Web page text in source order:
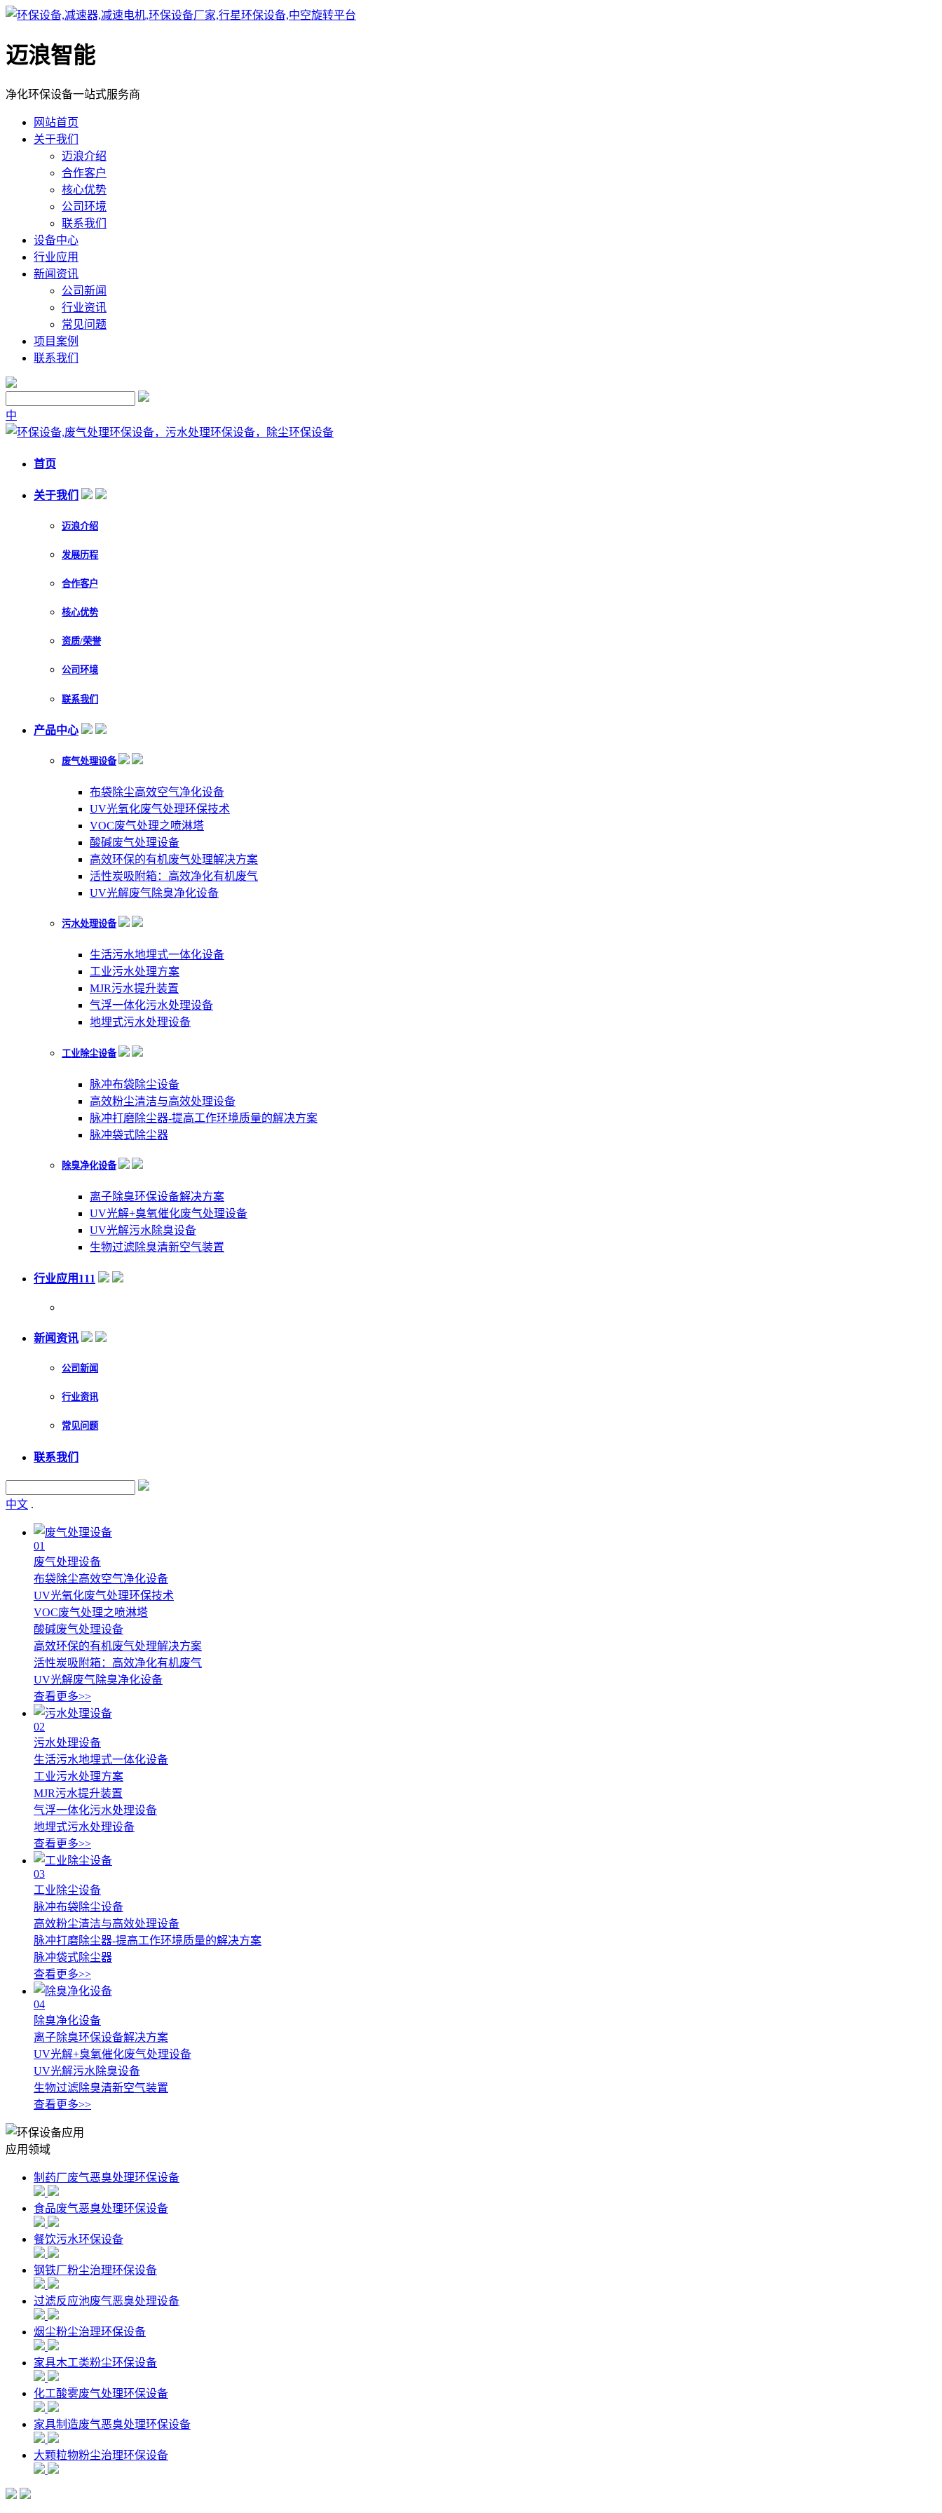
迈浪智能
净化环保设备一站式服务商
网站首页
关于我们
迈浪介绍
合作客户
核心优势
公司环境
联系我们
设备中心
行业应用
新闻资讯
公司新闻
行业资讯
常见问题
项目案例
联系我们
中
首页
关于我们
迈浪介绍
发展历程
合作客户
核心优势
资质/荣誉
公司环境
联系我们
产品中心
废气处理设备
布袋除尘高效空气净化设备
UV光氧化废气处理环保技术
VOC废气处理之喷淋塔
酸碱废气处理设备
高效环保的有机废气处理解决方案
活性炭吸附箱：高效净化有机废气
UV光解废气除臭净化设备
污水处理设备
生活污水地埋式一体化设备
工业污水处理方案
MJR污水提升装置
气浮一体化污水处理设备
地埋式污水处理设备
工业除尘设备
脉冲布袋除尘设备
高效粉尘清洁与高效处理设备
脉冲打磨除尘器-提高工作环境质量的解决方案
脉冲袋式除尘器
除臭净化设备
离子除臭环保设备解决方案
UV光解+臭氧催化废气处理设备
UV光解污水除臭设备
生物过滤除臭清新空气装置
行业应用111
新闻资讯
公司新闻
行业资讯
常见问题
联系我们
中文 .
01
废气处理设备
布袋除尘高效空气净化设备
UV光氧化废气处理环保技术
VOC废气处理之喷淋塔
酸碱废气处理设备
高效环保的有机废气处理解决方案
活性炭吸附箱：高效净化有机废气
UV光解废气除臭净化设备
查看更多>>
02
污水处理设备
生活污水地埋式一体化设备
工业污水处理方案
MJR污水提升装置
气浮一体化污水处理设备
地埋式污水处理设备
查看更多>>
03
工业除尘设备
脉冲布袋除尘设备
高效粉尘清洁与高效处理设备
脉冲打磨除尘器-提高工作环境质量的解决方案
脉冲袋式除尘器
查看更多>>
04
除臭净化设备
离子除臭环保设备解决方案
UV光解+臭氧催化废气处理设备
UV光解污水除臭设备
生物过滤除臭清新空气装置
查看更多>>
应用领域
制药厂废气恶臭处理环保设备
食品废气恶臭处理环保设备
餐饮污水环保设备
钢铁厂粉尘治理环保设备
过滤反应池废气恶臭处理设备
烟尘粉尘治理环保设备
家具木工类粉尘环保设备
化工酸雾废气处理环保设备
家具制造废气恶臭处理环保设备
大颗粒物粉尘治理环保设备